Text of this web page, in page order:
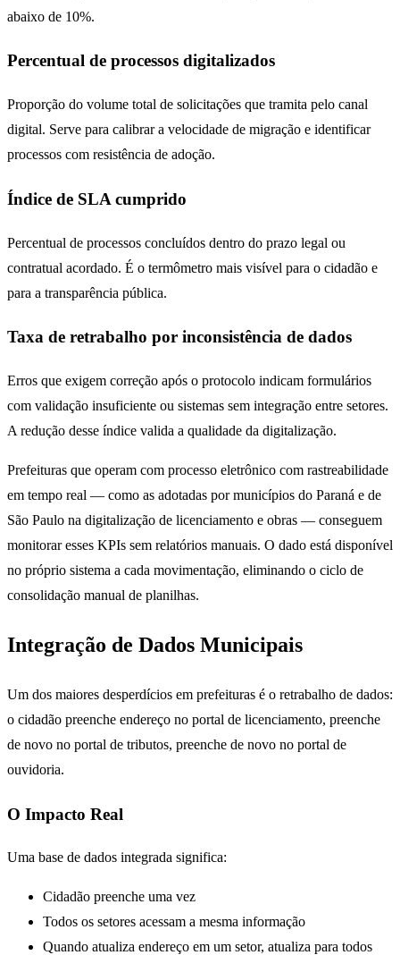
abaixo de 10%.
Percentual de processos digitalizados
Proporção do volume total de solicitações que tramita pelo canal
digital. Serve para calibrar a velocidade de migração e identificar
processos com resistência de adoção.
Índice de SLA cumprido
Percentual de processos concluídos dentro do prazo legal ou
contratual acordado. É o termômetro mais visível para o cidadão e
para a transparência pública.
Taxa de retrabalho por inconsistência de dados
Erros que exigem correção após o protocolo indicam formulários
com validação insuficiente ou sistemas sem integração entre setores.
A redução desse índice valida a qualidade da digitalização.
Prefeituras que operam com processo eletrônico com rastreabilidade
em tempo real — como as adotadas por municípios do Paraná e de
São Paulo na digitalização de licenciamento e obras — conseguem
monitorar esses KPIs sem relatórios manuais. O dado está disponível
no próprio sistema a cada movimentação, eliminando o ciclo de
consolidação manual de planilhas.
Integração de Dados Municipais
Um dos maiores desperdícios em prefeituras é o retrabalho de dados:
o cidadão preenche endereço no portal de licenciamento, preenche
de novo no portal de tributos, preenche de novo no portal de
ouvidoria.
O Impacto Real
Uma base de dados integrada significa:
Cidadão preenche uma vez
Todos os setores acessam a mesma informação
Quando atualiza endereço em um setor, atualiza para todos